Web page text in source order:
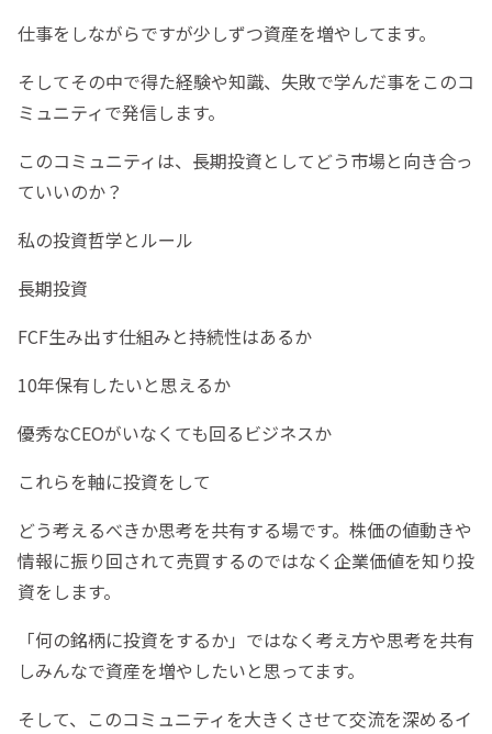
仕事をしながらですが少しずつ資産を増やしてます。
そしてその中で得た経験や知識、失敗で学んだ事をこのコ
ミュニティで発信します。
このコミュニティは、長期投資としてどう市場と向き合っ
ていいのか？
私の投資哲学とルール
長期投資
FCF生み出す仕組みと持続性はあるか
10年保有したいと思えるか
優秀なCEOがいなくても回るビジネスか
これらを軸に投資をして
どう考えるべきか思考を共有する場です。株価の値動きや
情報に振り回されて売買するのではなく企業価値を知り投
資をします。
「何の銘柄に投資をするか」ではなく考え方や思考を共有
しみんなで資産を増やしたいと思ってます。
そして、このコミュニティを大きくさせて交流を深めるイ